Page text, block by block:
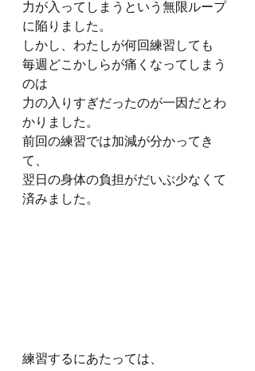
力が入ってしまうという無限ループ
に陥りました。
しかし、わたしが何回練習しても
毎週どこかしらが痛くなってしまう
のは
力の入りすぎだったのが一因だとわ
かりました。
前回の練習では加減が分かってき
て、
翌日の身体の負担がだいぶ少なくて
済みました。
練習するにあたっては、